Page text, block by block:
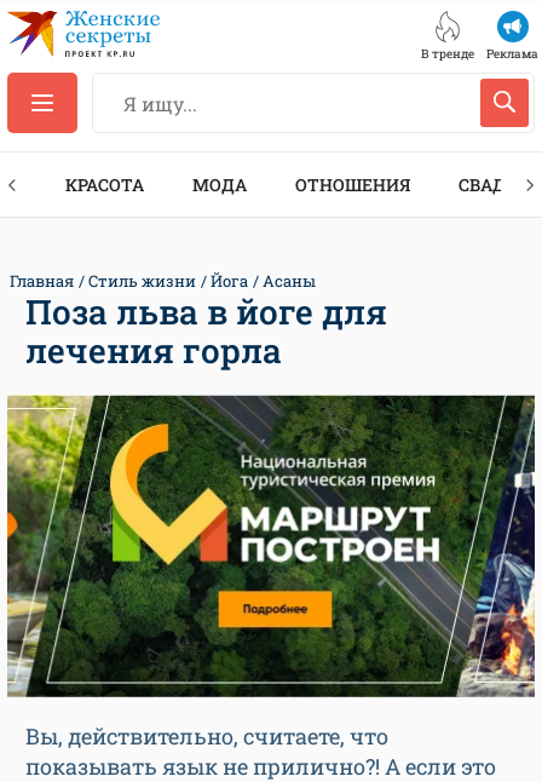
В тренде Реклама
КРАСОТА МОДА ОТНОШЕНИЯ СВАДЬБА
Главная Стиль жизни Йога Асаны
Поза льва в йоге для
лечения горла
Вы, действительно, считаете, что
показывать язык не прилично?! А если это